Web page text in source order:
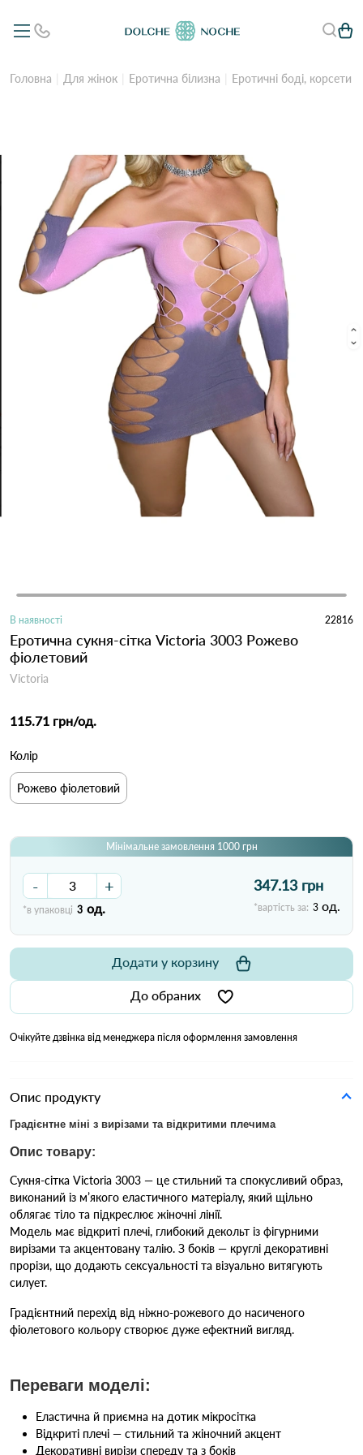
Головна Для жінок Еротична білизна Еротичні боді, корсети
В наявності 22816
Еротична сукня-сітка Victoria 3003 Рожево
фіолетовий
Victoria
115.71 грн/од.
Колір
Рожево фіолетовий
Мінімальне замовлення 1000 грн
- +
*в упаковці 3 од.
347.13 грн
*вартість за: 3 од.
До обраних
Додати у корзину
Очікуйте дзвінка від менеджера після оформлення замовлення
Опис продукту
Градієнтне міні з вирізами та відкритими плечима
Опис товару:
Сукня-сітка Victoria 3003 — це стильний та спокусливий образ,
виконаний із м’якого еластичного матеріалу, який щільно
облягає тіло та підкреслює жіночні лінії.
Модель має відкриті плечі, глибокий декольт із фігурними
вирізами та акцентовану талію. З боків — круглі декоративні
прорізи, що додають сексуальності та візуально витягують
силует.
Градієнтний перехід від ніжно-рожевого до насиченого
фіолетового кольору створює дуже ефектний вигляд.
Переваги моделі:
Еластична й приємна на дотик мікросітка
Відкриті плечі — стильний та жіночний акцент
Декоративні вирізи спереду та з боків